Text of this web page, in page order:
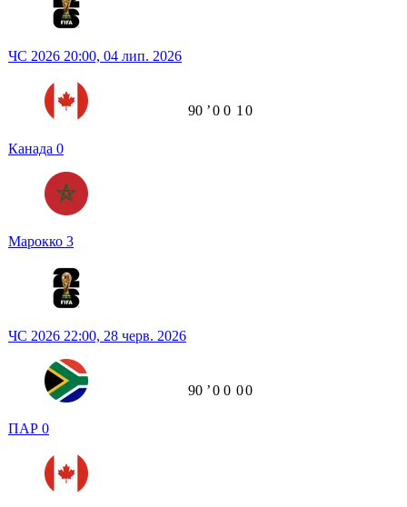
ЧС 2026 20:00, 04 лип. 2026
Канада 0
Марокко 3
90 ʼ0 0 1 0
ЧС 2026 22:00, 28 черв. 2026
ПАР 0
90 ʼ0 0 00